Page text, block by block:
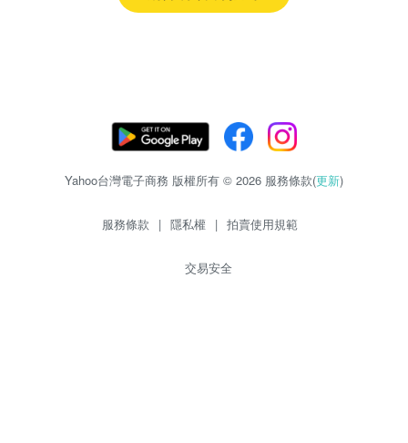
Yahoo台灣電子商務 版權所有 © 2026 服務條款(更新)
服務條款 | 隱私權 | 拍賣使用規範
交易安全